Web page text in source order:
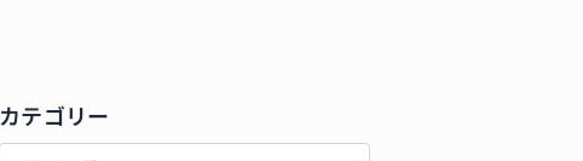
カテゴリー